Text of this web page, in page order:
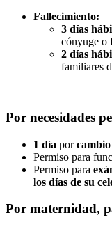
Fallecimiento:
3 días
cónyuge o
2 días
familiares
Por necesidades
1 día por
Permiso para
Permiso para
los días de su
Por maternidad,